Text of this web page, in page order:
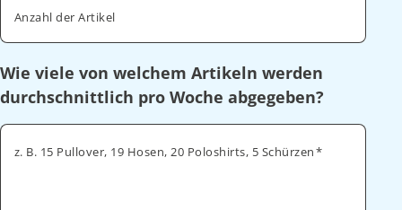
Anzahl der Artikel
Wie viele von welchem Artikeln werden
durchschnittlich pro Woche abgegeben?
z. B. 15 Pullover, 19 Hosen, 20 Poloshirts, 5 Schürzen